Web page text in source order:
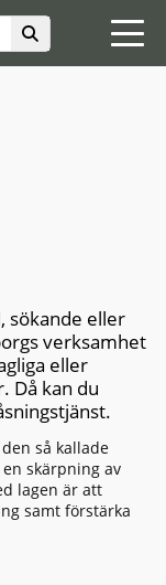
sökande eller
verksamhet
eller
Då kan du
så kallade
en skärpning av
lagen är att
samt förstärka